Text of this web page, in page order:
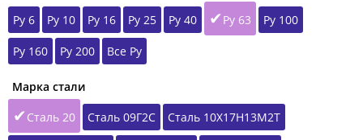
Ру 6
Ру 10 Ру 16 Ру 25 Ру 40 Ру 63 Ру 100
Ру 160 Ру 200 Все Ру
Марка стали
Сталь 20
Сталь 09Г2С Сталь 10Х17Н13М2Т